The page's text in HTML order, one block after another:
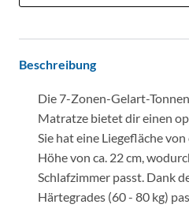
Beschreibung
Die 7-Zonen-Gelart-
Matratze bietet dir einen
Sie hat eine Liegefläche
Höhe von ca. 22 cm,
Schlafzimmer passt. Dank
Härtegrades (60 - 80 kg)